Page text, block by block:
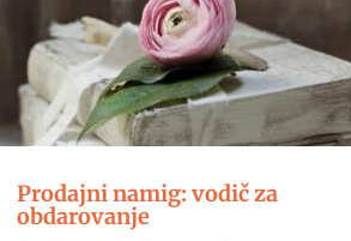
Prodajni namig: vodič za
obdarovanje